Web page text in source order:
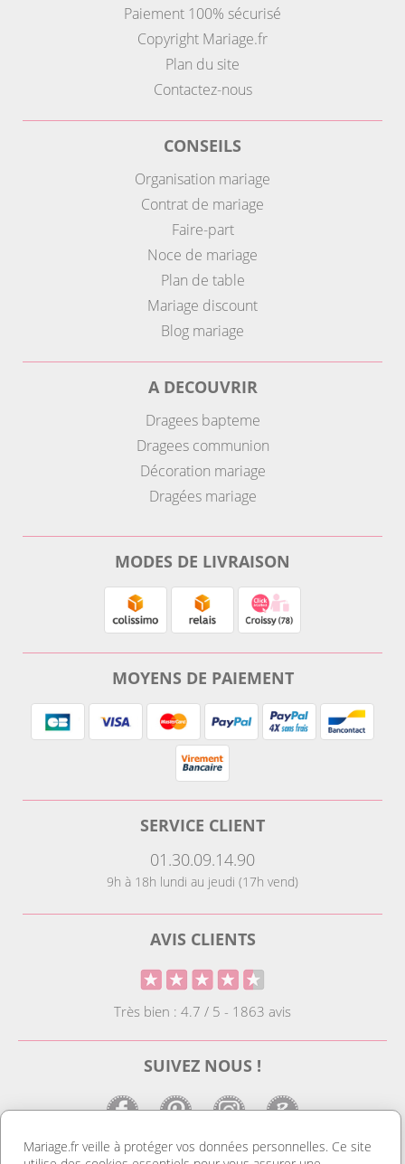
Paiement 100% sécurisé
Copyright Mariage.fr
Plan du site
Contactez-nous
CONSEILS
Organisation mariage
Contrat de mariage
Faire-part
Noce de mariage
Plan de table
Mariage discount
Blog mariage
A DECOUVRIR
Dragees bapteme
Dragees communion
Décoration mariage
Dragées mariage
MODES DE LIVRAISON
MOYENS DE PAIEMENT
SERVICE CLIENT
01.30.09.14.90
9h à 18h lundi au jeudi (17h vend)
AVIS CLIENTS
Très bien : 4.7 / 5 - 1863 avis
SUIVEZ NOUS !
Mariage.fr veille à protéger vos données personnelles. Ce site